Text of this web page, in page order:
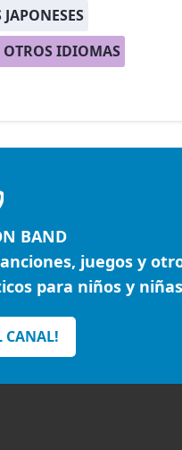
IDIOMAS
BAND
juegos y
para niños y
CANAL!